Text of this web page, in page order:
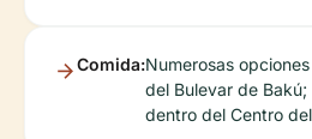
Comida:Numerosas
del Bulevar de
dentro del Centro